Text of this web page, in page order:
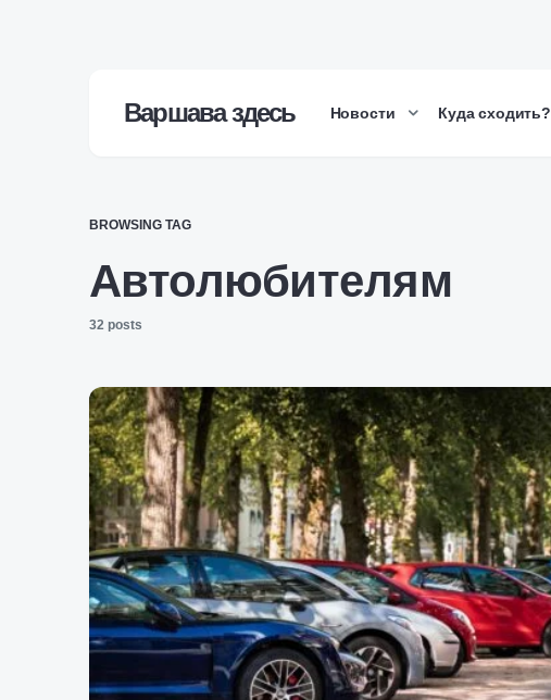
Варшава здесь Новости Куда сходить?
BROWSING TAG
Автолюбителям
32 posts